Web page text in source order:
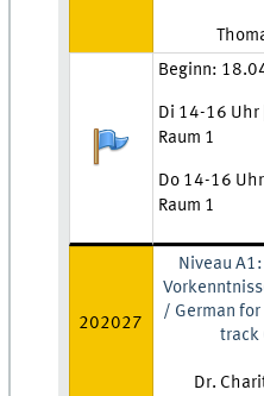
Anmeldestatus:
Zeit und Ort:
Beginn:
Di 14-16
Raum 1
Do 14-16
Raum 1
202027
Niveau
/ German for
track
Dr.